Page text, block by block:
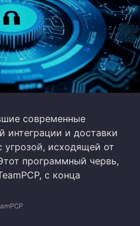
современные
интеграции и доставки
угрозой, исходящей от
программный червь,
с конца